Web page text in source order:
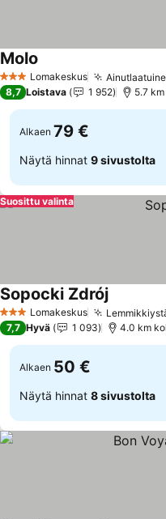
3 Tähtiluokitus
Lomakeskus
Molo
8,7 Loistava 1 952 5.7
Alkaen 79 €
Näytä hinnat 9 sivustolta
Suosittu valinta
3 Tähtiluokitus
Lomakeskus
Sopocki ZdrójKatso
7,7 Hyvä 1 093 4.0 km
Alkaen 50 €
Näytä hinnat 8 sivustolta